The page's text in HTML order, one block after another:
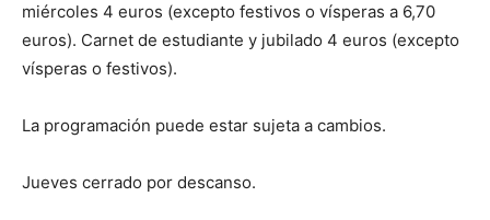
miércoles 4 euros (excepto festivos o vísperas a 6,70
euros). Carnet de estudiante y jubilado 4 euros (excepto
vísperas o festivos).
La programación puede estar sujeta a cambios.
Jueves cerrado por descanso.